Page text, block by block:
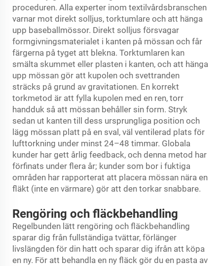
proceduren. Alla experter inom textilvårdsbranschen
varnar mot direkt solljus, torktumlare och att hänga
upp baseballmössor. Direkt solljus försvagar
formgivningsmaterialet i kanten på mössan och får
färgerna på tyget att blekna. Torktumlaren kan
smälta skummet eller plasten i kanten, och att hänga
upp mössan gör att kupolen och svettranden
sträcks på grund av gravitationen. En korrekt
torkmetod är att fylla kupolen med en ren, torr
handduk så att mössan behåller sin form. Stryk
sedan ut kanten till dess ursprungliga position och
lägg mössan platt på en sval, väl ventilerad plats för
lufttorkning under minst 24–48 timmar. Globala
kunder har gett årlig feedback, och denna metod har
förfinats under flera år; kunder som bor i fuktiga
områden har rapporterat att placera mössan nära en
fläkt (inte en värmare) gör att den torkar snabbare.
Rengöring och fläckbehandling
Regelbunden lätt rengöring och fläckbehandling
sparar dig från fullständiga tvättar, förlänger
livslängden för din hatt och sparar dig ifrån att köpa
en ny. För att behandla en ny fläck gör du en pasta av